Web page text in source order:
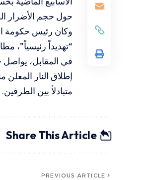
حول حجم الأضرار
وكان رئيس حكومة
“تهديداً رئيسياً”،
في المقابل، يواصل
إطلاق النار المعلن
متبادلاً بين الطرفين.
Share This Article
PREVIOUS ARTICLE